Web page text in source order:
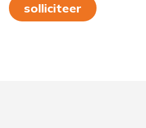
solliciteer